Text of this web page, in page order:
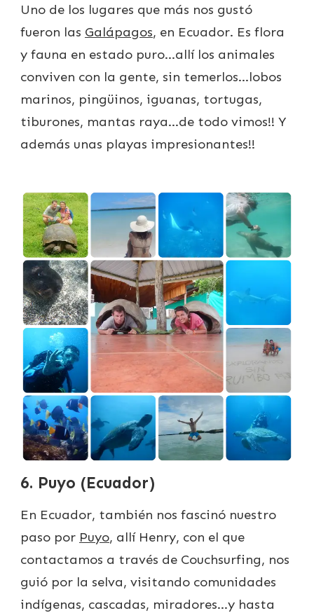
Uno de los lugares que más nos gustó
fueron las Galápagos, en Ecuador. Es flora
y fauna en estado puro…allí los animales
conviven con la gente, sin temerlos…lobos
marinos, pingüinos, iguanas, tortugas,
tiburones, mantas raya…de todo vimos!! Y
además unas playas impresionantes!!
6. Puyo (Ecuador)
En Ecuador, también nos fascinó nuestro
paso por Puyo, allí Henry, con el que
contactamos a través de Couchsurfing, nos
guió por la selva, visitando comunidades
indígenas, cascadas, miradores…y hasta